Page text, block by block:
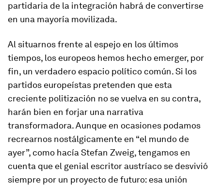
partidaria de la integración habrá de convertirse
en una mayoría movilizada.
Al situarnos frente al espejo en los últimos
tiempos, los europeos hemos hecho emerger, por
fin, un verdadero espacio político común. Si los
partidos europeístas pretenden que esta
creciente politización no se vuelva en su contra,
harán bien en forjar una narrativa
transformadora. Aunque en ocasiones podamos
recrearnos nostálgicamente en “el mundo de
ayer”, como hacía Stefan Zweig, tengamos en
cuenta que el genial escritor austríaco se desvivió
siempre por un proyecto de futuro: esa unión